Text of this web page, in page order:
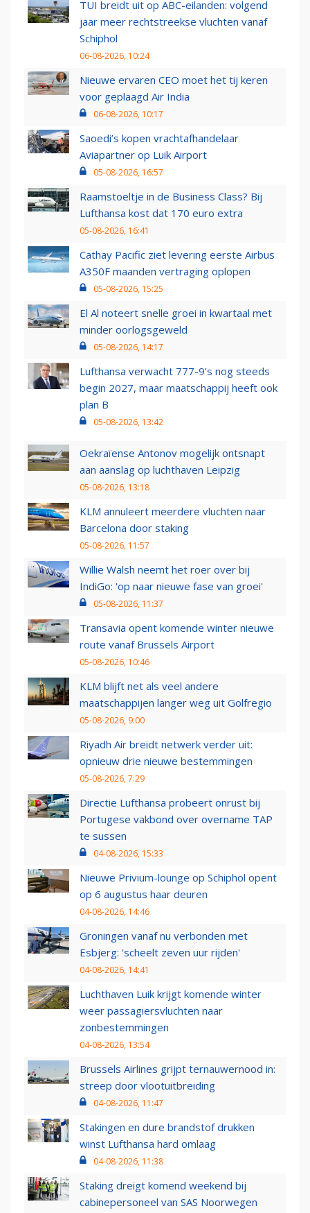
TUI breidt uit op ABC-eilanden: volgend
jaar meer rechtstreekse vluchten vanaf
Schiphol
06-08-2026, 10:24
Nieuwe ervaren CEO moet het tij keren
voor geplaagd Air India
06-08-2026, 10:17
Saoedi’s kopen vrachtafhandelaar
Aviapartner op Luik Airport
05-08-2026, 16:57
Raamstoeltje in de Business Class? Bij
Lufthansa kost dat 170 euro extra
05-08-2026, 16:41
Cathay Pacific ziet levering eerste Airbus
A350F maanden vertraging oplopen
05-08-2026, 15:25
El Al noteert snelle groei in kwartaal met
minder oorlogsgeweld
05-08-2026, 14:17
Lufthansa verwacht 777-9’s nog steeds
begin 2027, maar maatschappij heeft ook
plan B
05-08-2026, 13:42
Oekraïense Antonov mogelijk ontsnapt
aan aanslag op luchthaven Leipzig
05-08-2026, 13:18
KLM annuleert meerdere vluchten naar
Barcelona door staking
05-08-2026, 11:57
Willie Walsh neemt het roer over bij
IndiGo: 'op naar nieuwe fase van groei'
05-08-2026, 11:37
Transavia opent komende winter nieuwe
route vanaf Brussels Airport
05-08-2026, 10:46
KLM blijft net als veel andere
maatschappijen langer weg uit Golfregio
05-08-2026, 9:00
Riyadh Air breidt netwerk verder uit:
opnieuw drie nieuwe bestemmingen
05-08-2026, 7:29
Directie Lufthansa probeert onrust bij
Portugese vakbond over overname TAP
te sussen
04-08-2026, 15:33
Nieuwe Privium-lounge op Schiphol opent
op 6 augustus haar deuren
04-08-2026, 14:46
Groningen vanaf nu verbonden met
Esbjerg: 'scheelt zeven uur rijden'
04-08-2026, 14:41
Luchthaven Luik krijgt komende winter
weer passagiersvluchten naar
zonbestemmingen
04-08-2026, 13:54
Brussels Airlines grijpt ternauwernood in:
streep door vlootuitbreiding
04-08-2026, 11:47
Stakingen en dure brandstof drukken
winst Lufthansa hard omlaag
04-08-2026, 11:38
Staking dreigt komend weekend bij
cabinepersoneel van SAS Noorwegen